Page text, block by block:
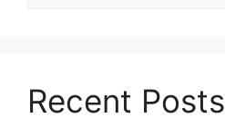
Recent Posts